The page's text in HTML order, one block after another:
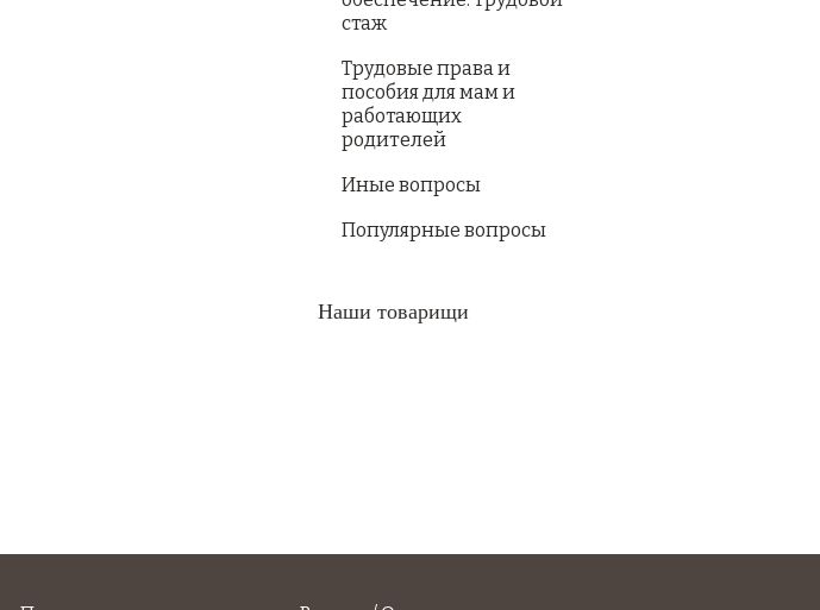
стаж
Трудовые права и
пособия для мам и
работающих
родителей
Иные вопросы
Популярные вопросы
Наши товарищи